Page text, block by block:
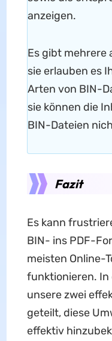
anzeigen.
Es gibt mehrere
sie erlauben es
Arten von BIN-
sie können die
BIN-Dateien
Fazit
Es kann
BIN- ins PDF-
meisten Online-
funktionieren. In
unsere zwei
geteilt, diese
effektiv